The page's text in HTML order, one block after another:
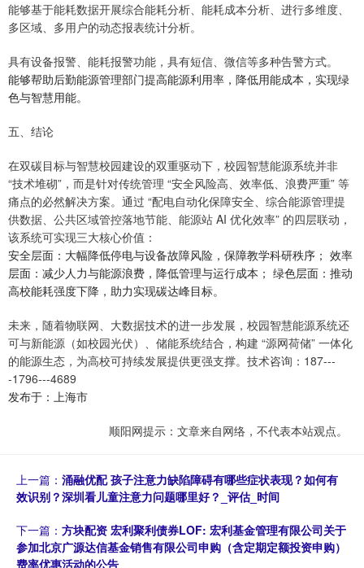
能够基于能耗数据开展综合能耗分析、能耗成本分析、进行多维度、
多区域、多用户的动态报表统计分析。
具有设备报警、能耗报警功能，具有短信、微信等多种告警方式。
能够帮助后勤能源管理部门提高能源利用率，降低用能成本，实现绿
色与智慧用能。
五、结论
在双碳目标与智慧校园建设的双重驱动下，校园智慧能源系统并非
“技术堆砌”，而是针对传统管理 “安全风险高、效率低、浪费严重” 等
痛点的必然解决方案。通过 “配电自动化保障安全、综合能源管理提
供数据、公共区域管控落地节能、能源站 AI 优化效率” 的四层联动，
该系统可实现三大核心价值：
安全层面：大幅降低停电与设备故障风险，保障教学科研秩序； 效率
层面：减少人力与能源浪费，降低管理与运行成本； 绿色层面：推动
高校能耗强度下降，助力实现碳达峰目标。
未来，随着物联网、大数据技术的进一步发展，校园智慧能源系统还
可与新能源（如校园光伏）、储能系统结合，构建 “源网荷储” 一体化
的能源生态，为高校可持续发展提供更强支撑。技术咨询：187---
-1796---4689
发布于：上海市
顺阳网提示：文章来自网络，不代表本站观点。
上一篇： 涌融优配 孩子注意力缺陷障碍有哪些症状表现？如何有
效识别？深圳看儿童注意力问题哪里好？_评估_时间
下一篇： 方块配资 宏利聚利债券LOF: 宏利基金管理有限公司关于
参加北京广源达信基金销售有限公司申购（含定期定额投资申购）
费率优惠活动的公告